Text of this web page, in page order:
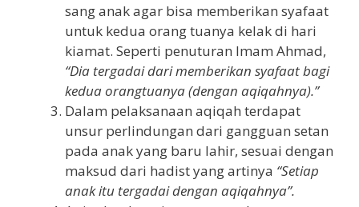
sang anak agar bisa memberikan syafaat
untuk kedua orang tuanya kelak di hari
kiamat. Seperti penuturan Imam Ahmad,
“Dia tergadai dari memberikan syafaat bagi
kedua orangtuanya (dengan aqiqahnya).”
Dalam pelaksanaan aqiqah terdapat
unsur perlindungan dari gangguan setan
pada anak yang baru lahir, sesuai dengan
maksud dari hadist yang artinya “Setiap
anak itu tergadai dengan aqiqahnya”.